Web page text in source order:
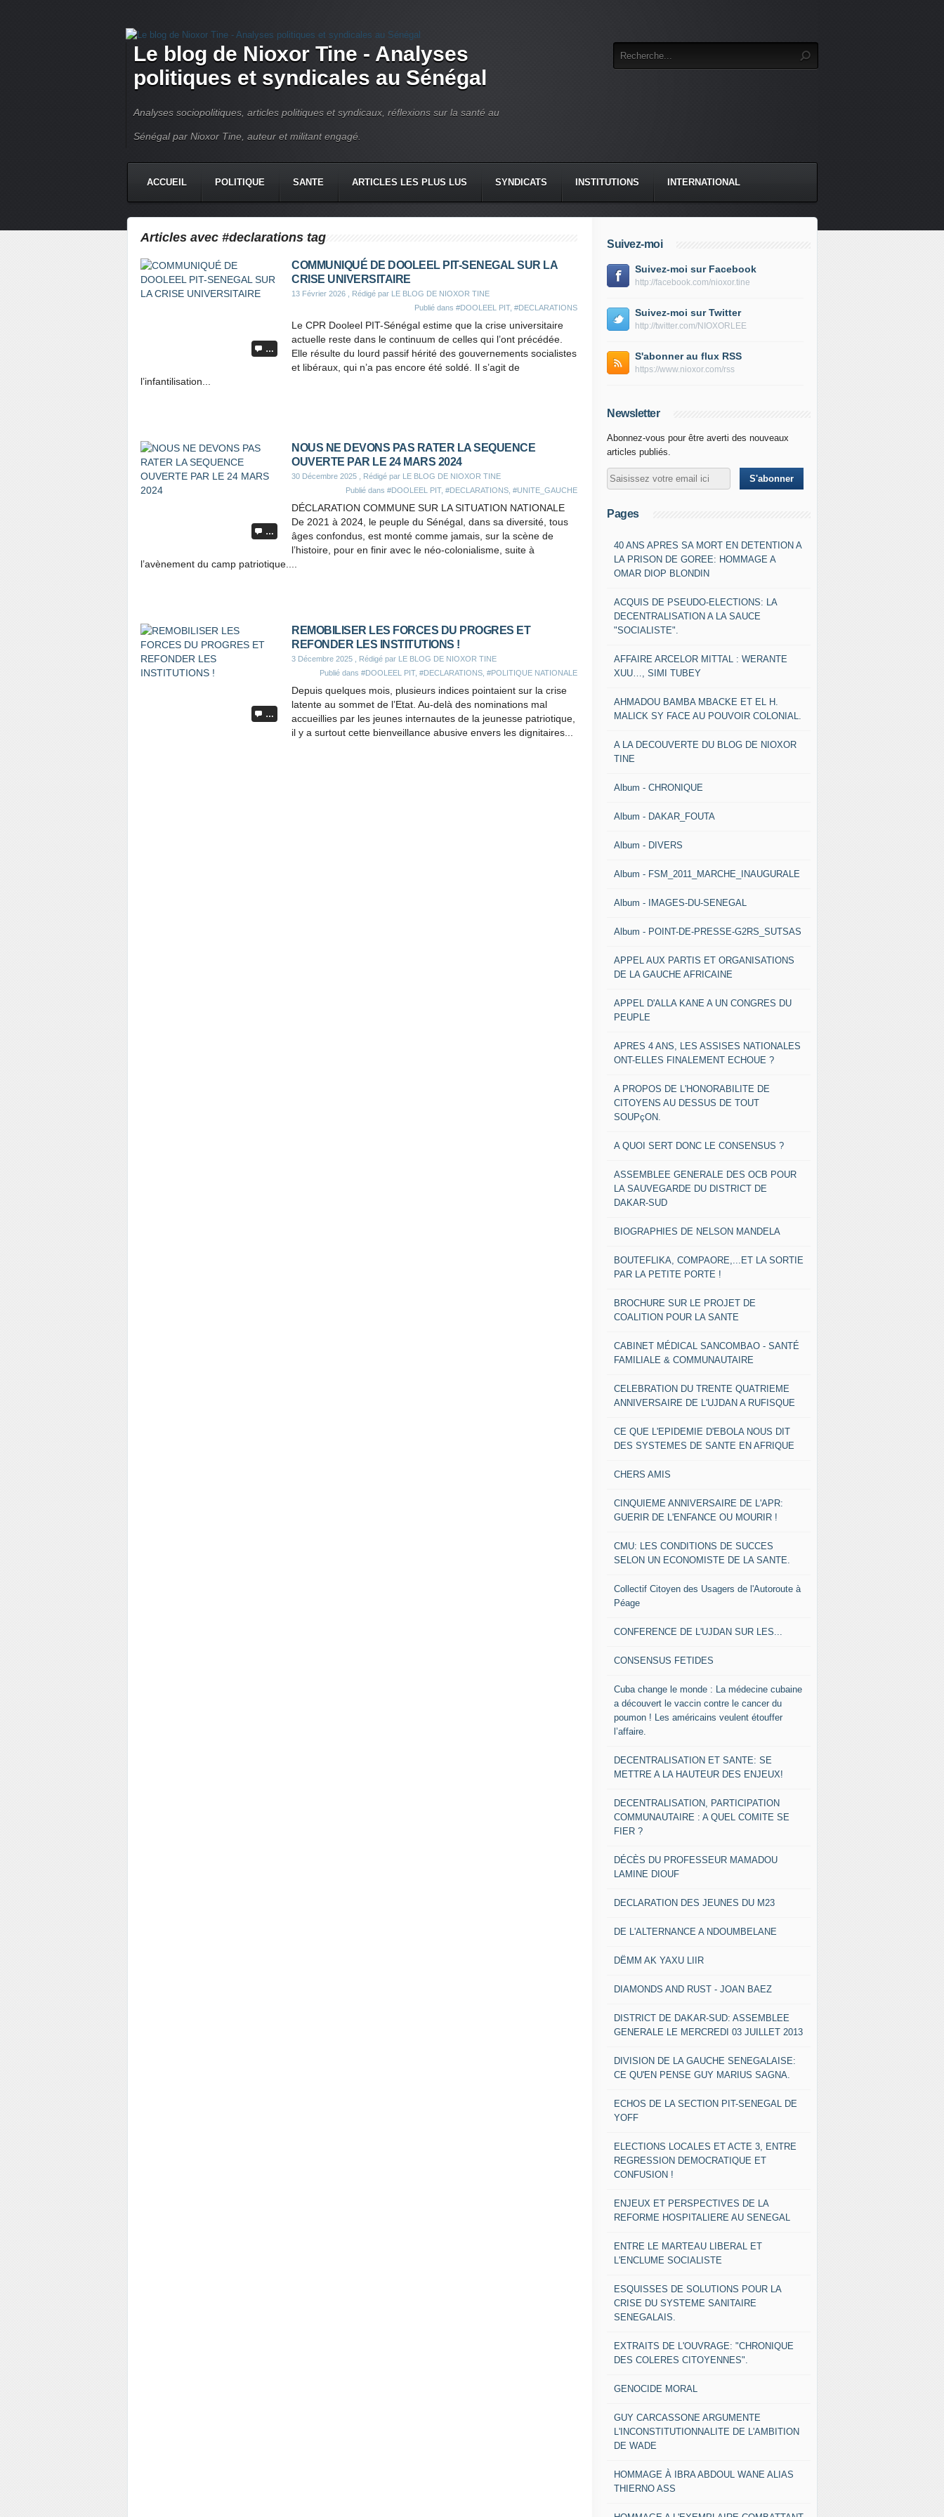
Le blog de Nioxor Tine - Analyses
politiques et syndicales au Sénégal
Analyses sociopolitiques, articles politiques et syndicaux, réflexions sur la santé au
Sénégal par Nioxor Tine, auteur et militant engagé.
ACCUEIL POLITIQUE SANTE ARTICLES LES PLUS LUS SYNDICATS INSTITUTIONS INTERNATIONAL
Articles avec #declarations tag
…
COMMUNIQUÉ DE DOOLEEL PIT-SENEGAL SUR LA
CRISE UNIVERSITAIRE
13 Février 2026 , Rédigé par LE BLOG DE NIOXOR TINE
Publié dans #DOOLEEL PIT, #DECLARATIONS
Le CPR Dooleel PIT-Sénégal estime que la crise universitaire
actuelle reste dans le continuum de celles qui l’ont précédée.
Elle résulte du lourd passif hérité des gouvernements socialistes
et libéraux, qui n’a pas encore été soldé. Il s’agit de
l’infantilisation...
…
NOUS NE DEVONS PAS RATER LA SEQUENCE
OUVERTE PAR LE 24 MARS 2024
30 Décembre 2025 , Rédigé par LE BLOG DE NIOXOR TINE
Publié dans #DOOLEEL PIT, #DECLARATIONS #UNITE_GAUCHE
DÉCLARATION COMMUNE SUR LA SITUATION NATIONALE
De 2021 à 2024, le peuple du Sénégal, dans sa diversité, tous
âges confondus, est monté comme jamais, sur la scène de
l’histoire, pour en finir avec le néo-colonialisme, suite à
l’avènement du camp patriotique....
…
REMOBILISER LES FORCES DU PROGRES ET
REFONDER LES INSTITUTIONS !
3 Décembre 2025 , Rédigé par LE BLOG DE NIOXOR TINE
Publié dans #DOOLEEL PIT, #DECLARATIONS #POLITIQUE NATIONALE
Depuis quelques mois, plusieurs indices pointaient sur la crise
latente au sommet de l’Etat. Au-delà des nominations mal
accueillies par les jeunes internautes de la jeunesse patriotique,
il y a surtout cette bienveillance abusive envers les dignitaires...
Suivez-moi
Suivez-moi sur Facebook
http://facebook.com/nioxor.tine
Suivez-moi sur Twitter
http://twitter.com/NIOXORLEE
S'abonner au flux RSS
https://www.nioxor.com/rss
Newsletter
Abonnez-vous pour être averti des nouveaux
articles publiés.
Pages
40 ANS APRES SA MORT EN DETENTION A
LA PRISON DE GOREE: HOMMAGE A
OMAR DIOP BLONDIN
ACQUIS DE PSEUDO-ELECTIONS: LA
DECENTRALISATION A LA SAUCE
"SOCIALISTE".
AFFAIRE ARCELOR MITTAL : WERANTE
XUU…, SIMI TUBEY
AHMADOU BAMBA MBACKE ET EL H.
MALICK SY FACE AU POUVOIR COLONIAL.
A LA DECOUVERTE DU BLOG DE NIOXOR
TINE
Album - CHRONIQUE
Album - DAKAR_FOUTA
Album - DIVERS
Album - FSM_2011_MARCHE_INAUGURALE
Album - IMAGES-DU-SENEGAL
Album - POINT-DE-PRESSE-G2RS_SUTSAS
APPEL AUX PARTIS ET ORGANISATIONS
DE LA GAUCHE AFRICAINE
APPEL D'ALLA KANE A UN CONGRES DU
PEUPLE
APRES 4 ANS, LES ASSISES NATIONALES
ONT-ELLES FINALEMENT ECHOUE ?
A PROPOS DE L'HONORABILITE DE
CITOYENS AU DESSUS DE TOUT
SOUPçON.
A QUOI SERT DONC LE CONSENSUS ?
ASSEMBLEE GENERALE DES OCB POUR
LA SAUVEGARDE DU DISTRICT DE
DAKAR-SUD
BIOGRAPHIES DE NELSON MANDELA
BOUTEFLIKA, COMPAORE,...ET LA SORTIE
PAR LA PETITE PORTE !
BROCHURE SUR LE PROJET DE
COALITION POUR LA SANTE
CABINET MÉDICAL SANCOMBAO - SANTÉ
FAMILIALE & COMMUNAUTAIRE
CELEBRATION DU TRENTE QUATRIEME
ANNIVERSAIRE DE L'UJDAN A RUFISQUE
CE QUE L'EPIDEMIE D'EBOLA NOUS DIT
DES SYSTEMES DE SANTE EN AFRIQUE
CHERS AMIS
CINQUIEME ANNIVERSAIRE DE L'APR:
GUERIR DE L'ENFANCE OU MOURIR !
CMU: LES CONDITIONS DE SUCCES
SELON UN ECONOMISTE DE LA SANTE.
Collectif Citoyen des Usagers de l'Autoroute à
Péage
CONFERENCE DE L'UJDAN SUR LES...
CONSENSUS FETIDES
Cuba change le monde : La médecine cubaine
a découvert le vaccin contre le cancer du
poumon ! Les américains veulent étouffer
l’affaire.
DECENTRALISATION ET SANTE: SE
METTRE A LA HAUTEUR DES ENJEUX!
DECENTRALISATION, PARTICIPATION
COMMUNAUTAIRE : A QUEL COMITE SE
FIER ?
DÉCÈS DU PROFESSEUR MAMADOU
LAMINE DIOUF
DECLARATION DES JEUNES DU M23
DE L'ALTERNANCE A NDOUMBELANE
DËMM AK YAXU LIIR
DIAMONDS AND RUST - JOAN BAEZ
DISTRICT DE DAKAR-SUD: ASSEMBLEE
GENERALE LE MERCREDI 03 JUILLET 2013
DIVISION DE LA GAUCHE SENEGALAISE:
CE QU'EN PENSE GUY MARIUS SAGNA.
ECHOS DE LA SECTION PIT-SENEGAL DE
YOFF
ELECTIONS LOCALES ET ACTE 3, ENTRE
REGRESSION DEMOCRATIQUE ET
CONFUSION !
ENJEUX ET PERSPECTIVES DE LA
REFORME HOSPITALIERE AU SENEGAL
ENTRE LE MARTEAU LIBERAL ET
L'ENCLUME SOCIALISTE
ESQUISSES DE SOLUTIONS POUR LA
CRISE DU SYSTEME SANITAIRE
SENEGALAIS.
EXTRAITS DE L'OUVRAGE: "CHRONIQUE
DES COLERES CITOYENNES".
GENOCIDE MORAL
GUY CARCASSONE ARGUMENTE
L'INCONSTITUTIONNALITE DE L'AMBITION
DE WADE
HOMMAGE À IBRA ABDOUL WANE ALIAS
THIERNO ASS